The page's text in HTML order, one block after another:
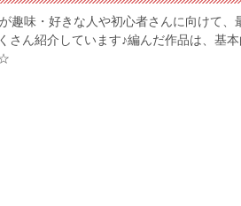
趣味・好きな人や初心者さんに向けて、
さん紹介しています♪編んだ作品は、基本